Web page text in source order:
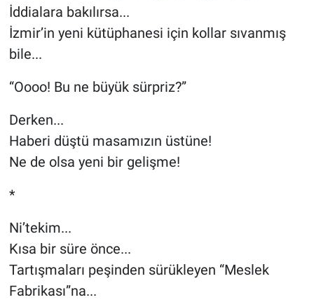
İddialara bakılırsa...
İzmir’in yeni kütüphanesi için kollar sıvanmış
bile...
“Oooo! Bu ne büyük sürpriz?”
Derken...
Haberi düştü masamızın üstüne!
Ne de olsa yeni bir gelişme!
*
Ni’tekim...
Kısa bir süre önce...
Tartışmaları peşinden sürükleyen “Meslek
Fabrikası”na...